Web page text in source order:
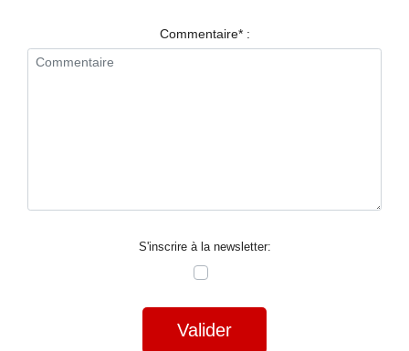
Commentaire* :
S'inscrire à la newsletter:
Valider